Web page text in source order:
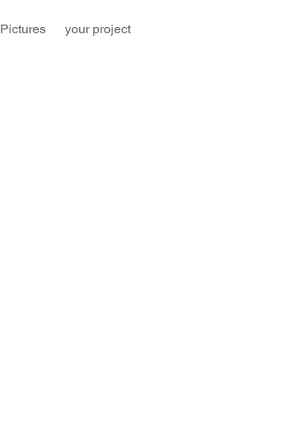
Pictures your project